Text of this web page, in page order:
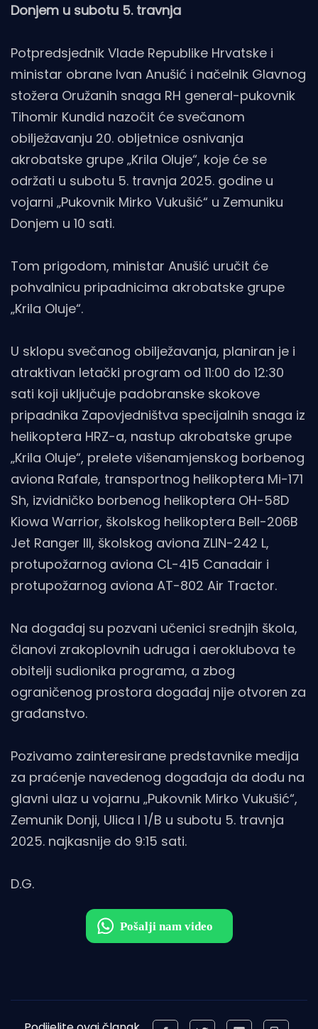
Donjem u subotu 5. travnja
Potpredsjednik Vlade Republike Hrvatske i
ministar obrane Ivan Anušić i načelnik Glavnog
stožera Oružanih snaga RH general-pukovnik
Tihomir Kundid nazočit će svečanom
obilježavanju 20. obljetnice osnivanja
akrobatske grupe „Krila Oluje“, koje će se
održati u subotu 5. travnja 2025. godine u
vojarni „Pukovnik Mirko Vukušić“ u Zemuniku
Donjem u 10 sati.
Tom prigodom, ministar Anušić uručit će
pohvalnicu pripadnicima akrobatske grupe
„Krila Oluje“.
U sklopu svečanog obilježavanja, planiran je i
atraktivan letački program od 11:00 do 12:30
sati koji uključuje padobranske skokove
pripadnika Zapovjedništva specijalnih snaga iz
helikoptera HRZ-a, nastup akrobatske grupe
„Krila Oluje“, prelete višenamjenskog borbenog
aviona Rafale, transportnog helikoptera Mi-171
Sh, izvidničko borbenog helikoptera OH-58D
Kiowa Warrior, školskog helikoptera Bell-206B
Jet Ranger III, školskog aviona ZLIN-242 L,
protupožarnog aviona CL-415 Canadair i
protupožarnog aviona AT-802 Air Tractor.
Na događaj su pozvani učenici srednjih škola,
članovi zrakoplovnih udruga i aeroklubova te
obitelji sudionika programa, a zbog
ograničenog prostora događaj nije otvoren za
građanstvo.
Pozivamo zainteresirane predstavnike medija
za praćenje navedenog događaja da dođu na
glavni ulaz u vojarnu „Pukovnik Mirko Vukušić“,
Zemunik Donji, Ulica I 1/B u subotu 5. travnja
2025. najkasnije do 9:15 sati.
D.G.